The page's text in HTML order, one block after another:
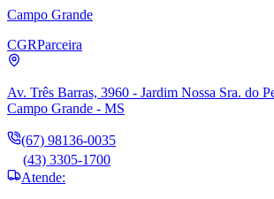
Campo Grande
CGRParceira
Av. Três Barras, 3960 - Jardim Nossa Sra. do
Campo Grande - MS
(67) 98136-0035
(43) 3305-1700
Atende: